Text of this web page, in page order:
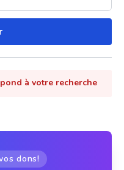
à votre recherche
dons!